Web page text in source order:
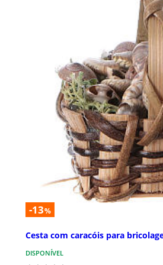
-13%
Cesta com caracóis para
DISPONÍVEL